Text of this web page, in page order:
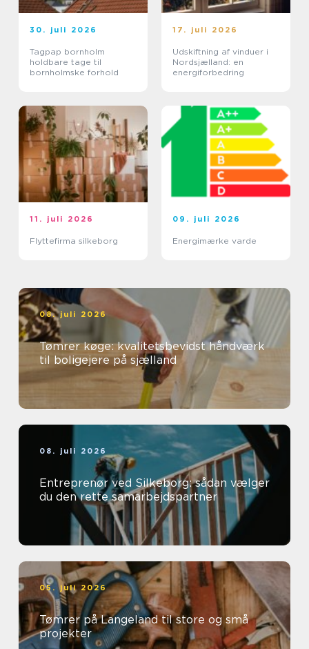
30. juli 2026
Tagpap bornholm
holdbare tage til
bornholmske forhold
17. juli 2026
Udskiftning af vinduer i
Nordsjælland: en
energiforbedring
11. juli 2026
Flyttefirma silkeborg
09. juli 2026
Energimærke varde
08. juli 2026
Tømrer køge: kvalitetsbevidst håndværk
til boligejere på sjælland
08. juli 2026
Entreprenør ved Silkeborg: sådan vælger
du den rette samarbejdspartner
05. juli 2026
Tømrer på Langeland til store og små
projekter